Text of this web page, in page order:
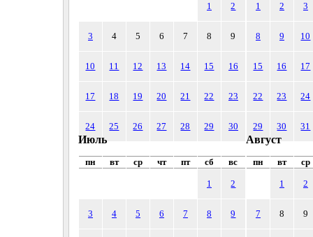
1 2
3 4 5 6 7 8 9
10 11 12 13 14 15 16
17 18 19 20 21 22 23
24 25 26 27 28 29 30
1 2 3
8 9 10
15 16 17
22 23 24
29 30 31
Июль
пн вт ср чт пт сб вс
1 2
3 4 5 6 7 8 9
Август
пн вт ср
1 2
7 8 9